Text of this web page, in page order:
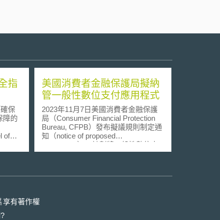
指
保
障的
of
隱
平臺
年人
目
美國消費者金融保護局擬納
管一般性數位支付應用程式
2023年11月7日美國消費者金融保護
局（Consumer Financial Protection
Bureau, CFPB）發布擬議規則制定通
知（notice of proposed
rulemaking），計劃將一般性數位支
付應用程式提供者的「較大參與者」
享有著作權